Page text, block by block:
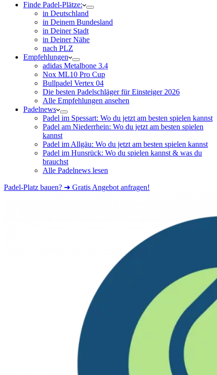
Finde Padel-Plätze:
in Deutschland
in Deinem Bundesland
in Deiner Stadt
in Deiner Nähe
nach PLZ
Empfehlungen
adidas Metalbone 3.4
Nox ML10 Pro Cup
Bullpadel Vertex 04
Die besten Padelschläger für Einsteiger 2026
Alle Empfehlungen ansehen
Padelnews
Padel im Spessart: Wo du jetzt am besten spielen kannst
Padel am Niederrhein: Wo du jetzt am besten spielen
kannst
Padel im Allgäu: Wo du jetzt am besten spielen kannst
Padel im Hunsrück: Wo du spielen kannst & was du
brauchst
Alle Padelnews lesen
Padel-Platz bauen? ➜ Gratis Angebot anfragen!